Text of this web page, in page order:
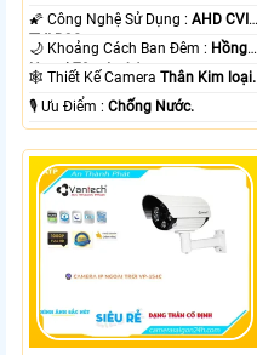
🌠 Công Nghệ Sử Dụng :AHD CVI
TVI BCS.
🌙 Khoảng Cách Ban Đêm : Hồng
Ngoại 70m Led Array.
🕸️ Thiết Kế CameraThân Kim loại.
️🎙 Ưu Điểm :Chống Nước.